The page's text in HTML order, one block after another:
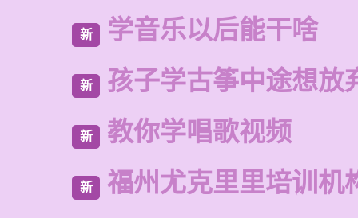
新 学音乐以后能干啥
新 孩子学古筝中途想放
新 教你学唱歌视频
新 福州尤克里里培训机